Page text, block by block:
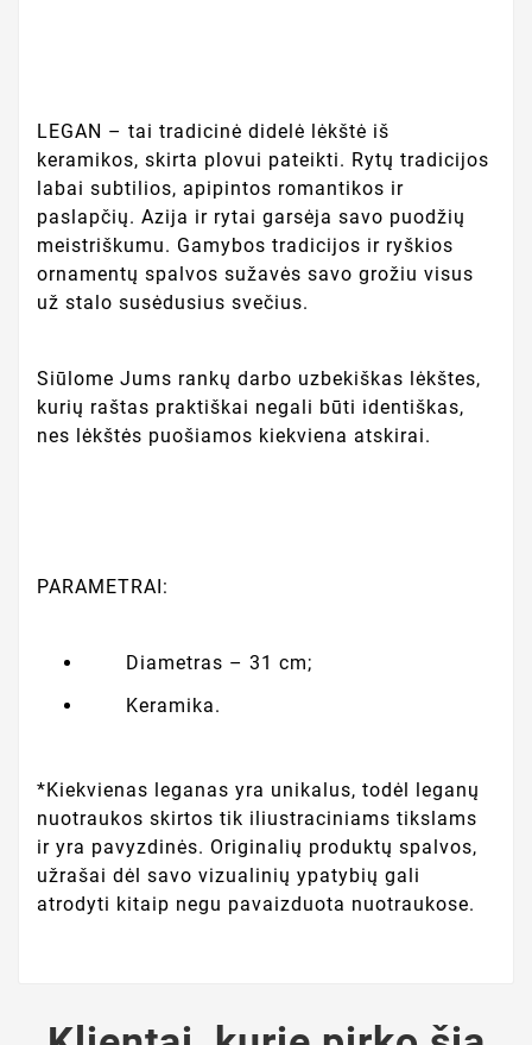
LEGAN – tai tradicinė didelė lėkštė iš
keramikos, skirta plovui pateikti. Rytų tradicijos
labai subtilios, apipintos romantikos ir
paslapčių. Azija ir rytai garsėja savo puodžių
meistriškumu. Gamybos tradicijos ir ryškios
ornamentų spalvos sužavės savo grožiu visus
už stalo susėdusius svečius.
Siūlome Jums rankų darbo uzbekiškas lėkštes,
kurių raštas praktiškai negali būti identiškas,
nes lėkštės puošiamos kiekviena atskirai.
PARAMETRAI:
Diametras – 31 cm;
Keramika.
*Kiekvienas leganas yra unikalus, todėl leganų
nuotraukos skirtos tik iliustraciniams tikslams
ir yra pavyzdinės. Originalių produktų spalvos,
užrašai dėl savo vizualinių ypatybių gali
atrodyti kitaip negu pavaizduota nuotraukose.